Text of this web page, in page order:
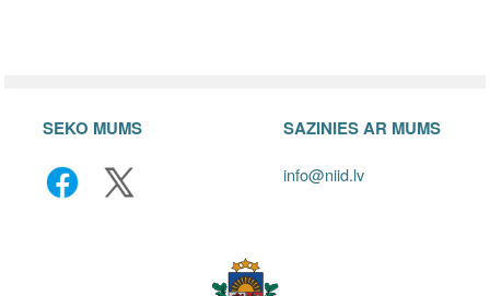
SEKO MUMS SAZINIES AR MUMS
info@niid.lv